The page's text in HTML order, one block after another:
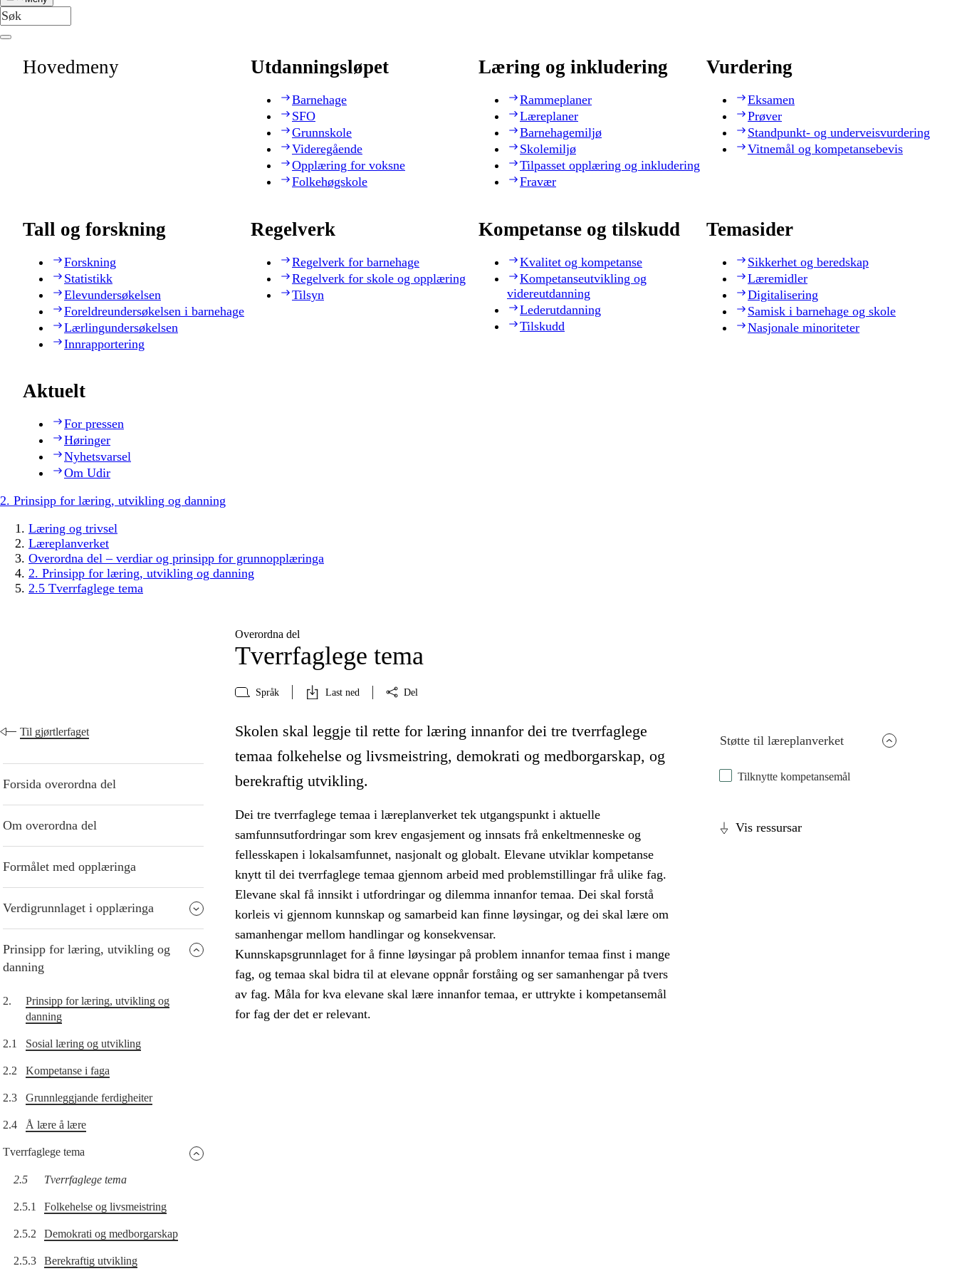
Hovedmeny Utdanningsløpet
Barnehage
SFO
Grunnskole
Videregående
Opplæring for voksne
Folkehøgskole
Læring og inkludering
Rammeplaner
Læreplaner
Barnehagemiljø
Skolemiljø
Tilpasset opplæring og inkludering
Fravær
Vurdering
Eksamen
Prøver
Standpunkt- og underveisvurdering
Vitnemål og kompetansebevis
Tall og forskning
Forskning
Statistikk
Elevundersøkelsen
Foreldreundersøkelsen i barnehage
Lærlingundersøkelsen
Innrapportering
Regelverk
Regelverk for barnehage
Regelverk for skole og opplæring
Tilsyn
Kompetanse og tilskudd
Kvalitet og kompetanse
Kompetanseutvikling og
videreutdanning
Lederutdanning
Tilskudd
Temasider
Sikkerhet og beredskap
Læremidler
Digitalisering
Samisk i barnehage og skole
Nasjonale minoriteter
Aktuelt
For pressen
Høringer
Nyhetsvarsel
Om Udir
2. Prinsipp for læring, utvikling og danning
Læring og trivsel
Læreplanverket
Overordna del – verdiar og prinsipp for grunnopplæringa
2. Prinsipp for læring, utvikling og danning
2.5 Tverrfaglege tema
Overordna del
Tverrfaglege tema
Språk Last ned Del
Til gjørtlerfaget
Forsida overordna del
Om overordna del
Formålet med opplæringa
Verdigrunnlaget i opplæringa
Prinsipp for læring, utvikling og
danning
2.
Prinsipp for læring, utvikling og
danning
2.1 Sosial læring og utvikling
2.2 Kompetanse i faga
2.3 Grunnleggjande ferdigheiter
2.4 Å lære å lære
Tverrfaglege tema
2.5 Tverrfaglege tema
2.5.1 Folkehelse og livsmeistring
2.5.2 Demokrati og medborgarskap
2.5.3 Berekraftig utvikling
Støtte til læreplanverket
Tilknytte kompetansemål
Vis ressursar
Skolen skal leggje til rette for læring innanfor dei tre tverrfaglege
temaa folkehelse og livsmeistring, demokrati og medborgarskap, og
berekraftig utvikling.
Dei tre tverrfaglege temaa i læreplanverket tek utgangspunkt i aktuelle
samfunnsutfordringar som krev engasjement og innsats frå enkeltmenneske og
fellesskapen i lokalsamfunnet, nasjonalt og globalt. Elevane utviklar kompetanse
knytt til dei tverrfaglege temaa gjennom arbeid med problemstillingar frå ulike fag.
Elevane skal få innsikt i utfordringar og dilemma innanfor temaa. Dei skal forstå
korleis vi gjennom kunnskap og samarbeid kan finne løysingar, og dei skal lære om
samanhengar mellom handlingar og konsekvensar.
Kunnskapsgrunnlaget for å finne løysingar på problem innanfor temaa finst i mange
fag, og temaa skal bidra til at elevane oppnår forståing og ser samanhengar på tvers
av fag. Måla for kva elevane skal lære innanfor temaa, er uttrykte i kompetansemål
for fag der det er relevant.